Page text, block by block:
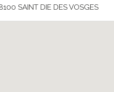
SAINT DIE DES VOSGES